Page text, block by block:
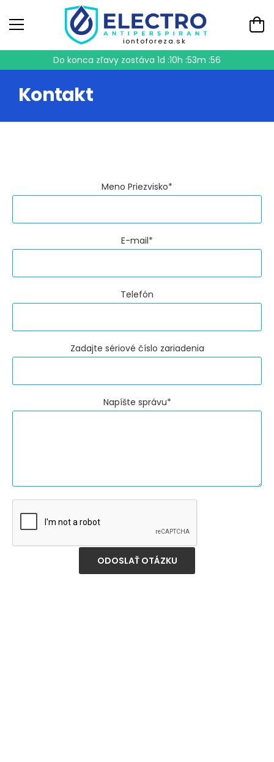
iontoforeza.sk
Do konca zľavy zostáva 1d :10h :53m :56
Kontakt
Meno Priezvisko*
E-mail*
Telefón
Zadajte sériové číslo zariadenia
Napíšte správu*
ODOSLAŤ OTÁZKU